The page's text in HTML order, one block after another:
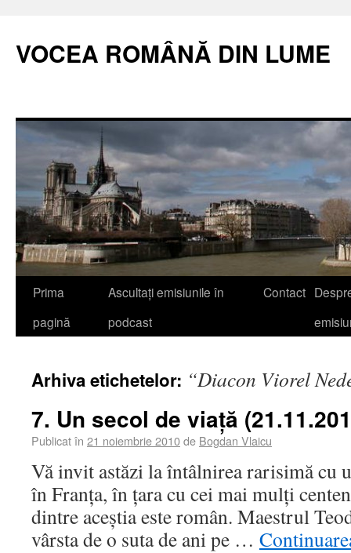
VOCEA ROMÂNĂ DIN LUME
Prima
pagină
Ascultați emisiunile în
podcast
Contact
Arhiva etichetelor: “Diacon Viorel
7. Un secol de viață
Publicat în 21 noiembrie 2010de Bogdan Vlaicu
Vă invit astăzi la întâlnirea rarisimă cu
în Franța, în țara cu cei mai mulți
dintre aceștia este român. Maestrul
vârsta de o suta de ani pe …